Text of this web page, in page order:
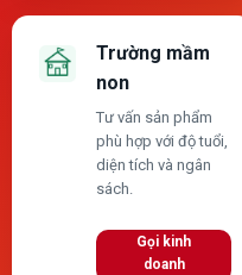
Trường mầm
non
Tư vấn sản phẩm
phù hợp với độ tuổi,
diện tích và ngân
sách.
Gọi kinh
doanh